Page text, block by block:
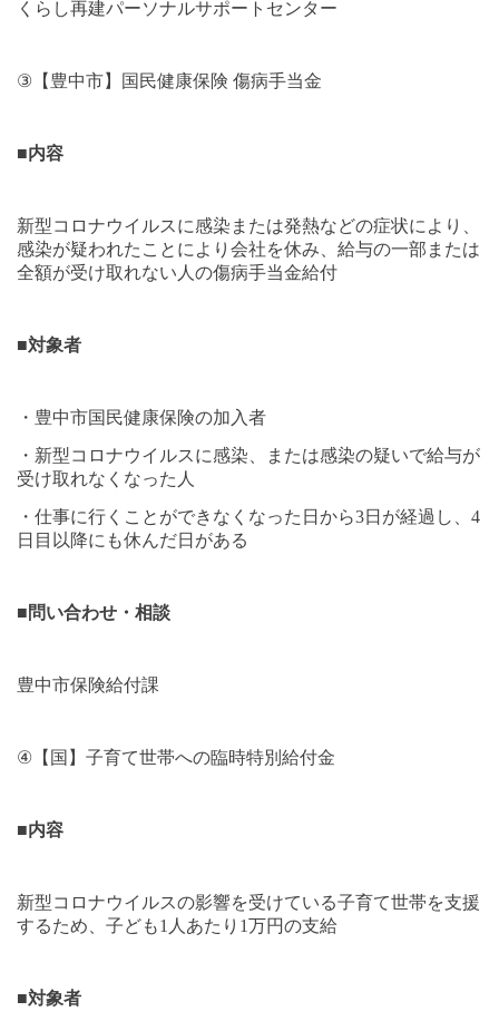
くらし再建パーソナルサポートセンター
③ 【豊中市】国民健康保険 傷病手当金
■内容
新型コロナウイルスに感染または発熱などの症状により、
感染が疑われたことにより会社を休み、給与の一部または
全額が受け取れない人の傷病手当金給付
■対象者
・豊中市国民健康保険の加入者
・新型コロナウイルスに感染、または感染の疑いで給与が
受け取れなくなった人
・仕事に行くことができなくなった日から3日が経過し、 4
日目以降にも休んだ日がある
■問い合わせ・相談
豊中市保険給付課
④ 【国】子育て世帯への臨時特別給付金
■内容
新型コロナウイルスの影響を受けている子育て世帯を支援
するため、子ども1 人あたり 1万円の支給
■対象者